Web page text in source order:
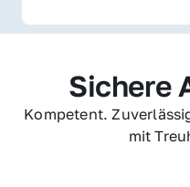
Sichere
Kompetent.
mit